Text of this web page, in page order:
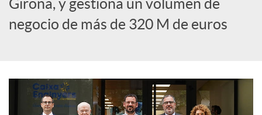
c
Girona, y gestiona un volumen de
negocio de más de 320 M de euros